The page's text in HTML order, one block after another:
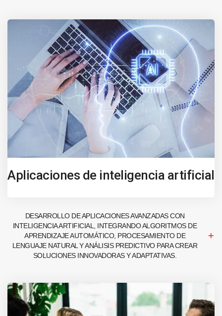
Aplicaciones de inteligencia artificial
DESARROLLO DE APLICACIONES AVANZADAS CON
INTELIGENCIA ARTIFICIAL, INTEGRANDO ALGORITMOS DE
APRENDIZAJE AUTOMÁTICO, PROCESAMIENTO DE
LENGUAJE NATURAL Y ANÁLISIS PREDICTIVO PARA CREAR
SOLUCIONES INNOVADORAS Y ADAPTATIVAS.